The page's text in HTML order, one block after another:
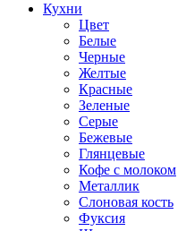
Кухни
Цвет
Белые
Черные
Желтые
Красные
Зеленые
Серые
Бежевые
Глянцевые
Кофе с молоком
Металлик
Слоновая кость
Фуксия